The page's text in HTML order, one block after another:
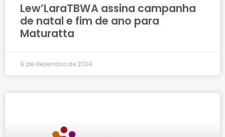
Lew’LaraTBWA assina campanha
de natal e fim de ano para
Maturatta
9 de dezembro de 2024